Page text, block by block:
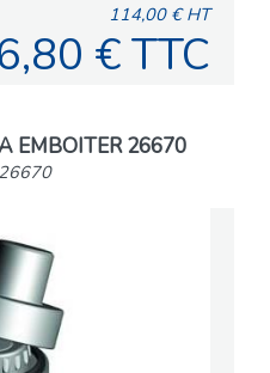
114,00 € HT
€ TTC
EMBOITER 26670